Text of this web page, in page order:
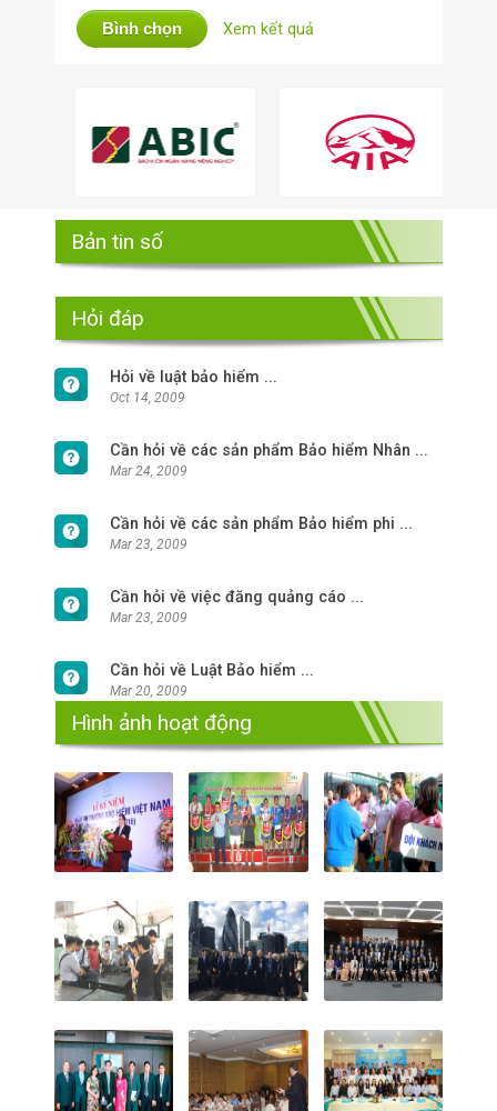
Bình chọn Xem kết quả
Bản tin số
Hỏi đáp
Hỏi về luật bảo hiểm ...
Oct 14, 2009
Cần hỏi về các sản phẩm Bảo hiểm Nhân ...
Mar 24, 2009
Cần hỏi về các sản phẩm Bảo hiểm phi ...
Mar 23, 2009
Cần hỏi về việc đăng quảng cáo ...
Mar 23, 2009
Cần hỏi về Luật Bảo hiểm ...
Mar 20, 2009
Hình ảnh hoạt động